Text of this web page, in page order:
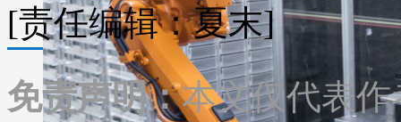
[责任编辑：夏末]
免责声明：本文仅代表